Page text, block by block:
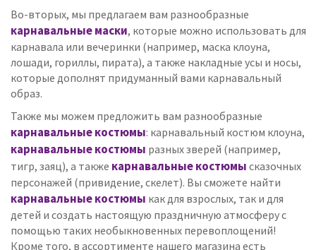
Во-вторых, мы предлагаем вам разнообразные
карнавальные маски, которые можно использовать для
карнавала или вечеринки (например, маска клоуна,
лошади, гориллы, пирата), а также накладные усы и носы,
которые дополнят придуманный вами карнавальный
образ.
Также мы можем предложить вам разнообразные
карнавальные костюмы: карнавальный костюм клоуна,
карнавальные костюмы разных зверей (например,
тигр, заяц), а также карнавальные костюмысказочных
персонажей (привидение, скелет). Вы сможете найти
карнавальные костюмы как для взрослых, так и для
детей и создать настоящую праздничную атмосферу с
помощью таких необыкновенных перевоплощений!
Кроме того, в ассортименте нашего магазина есть